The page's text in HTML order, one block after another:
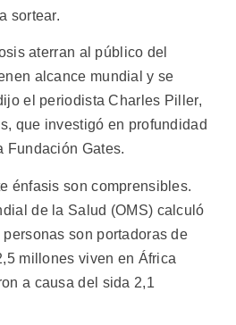
sortear.
aterran al público del
alcance mundial y se
el periodista Charles Piller,
que investigó en profundidad
Fundación Gates.
énfasis son comprensibles.
de la Salud (OMS) calculó
son portadoras de
millones viven en África
a causa del sida 2,1